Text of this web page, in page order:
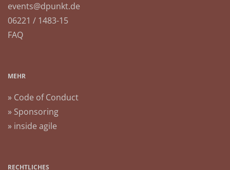
events@dpunkt.de
06221 / 1483-15
FAQ
MEHR
» Code of Conduct
» Sponsoring
» inside agile
RECHTLICHES